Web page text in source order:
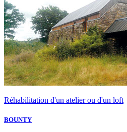
Réhabilitation d'un atelier ou d'un loft
BOUNTY